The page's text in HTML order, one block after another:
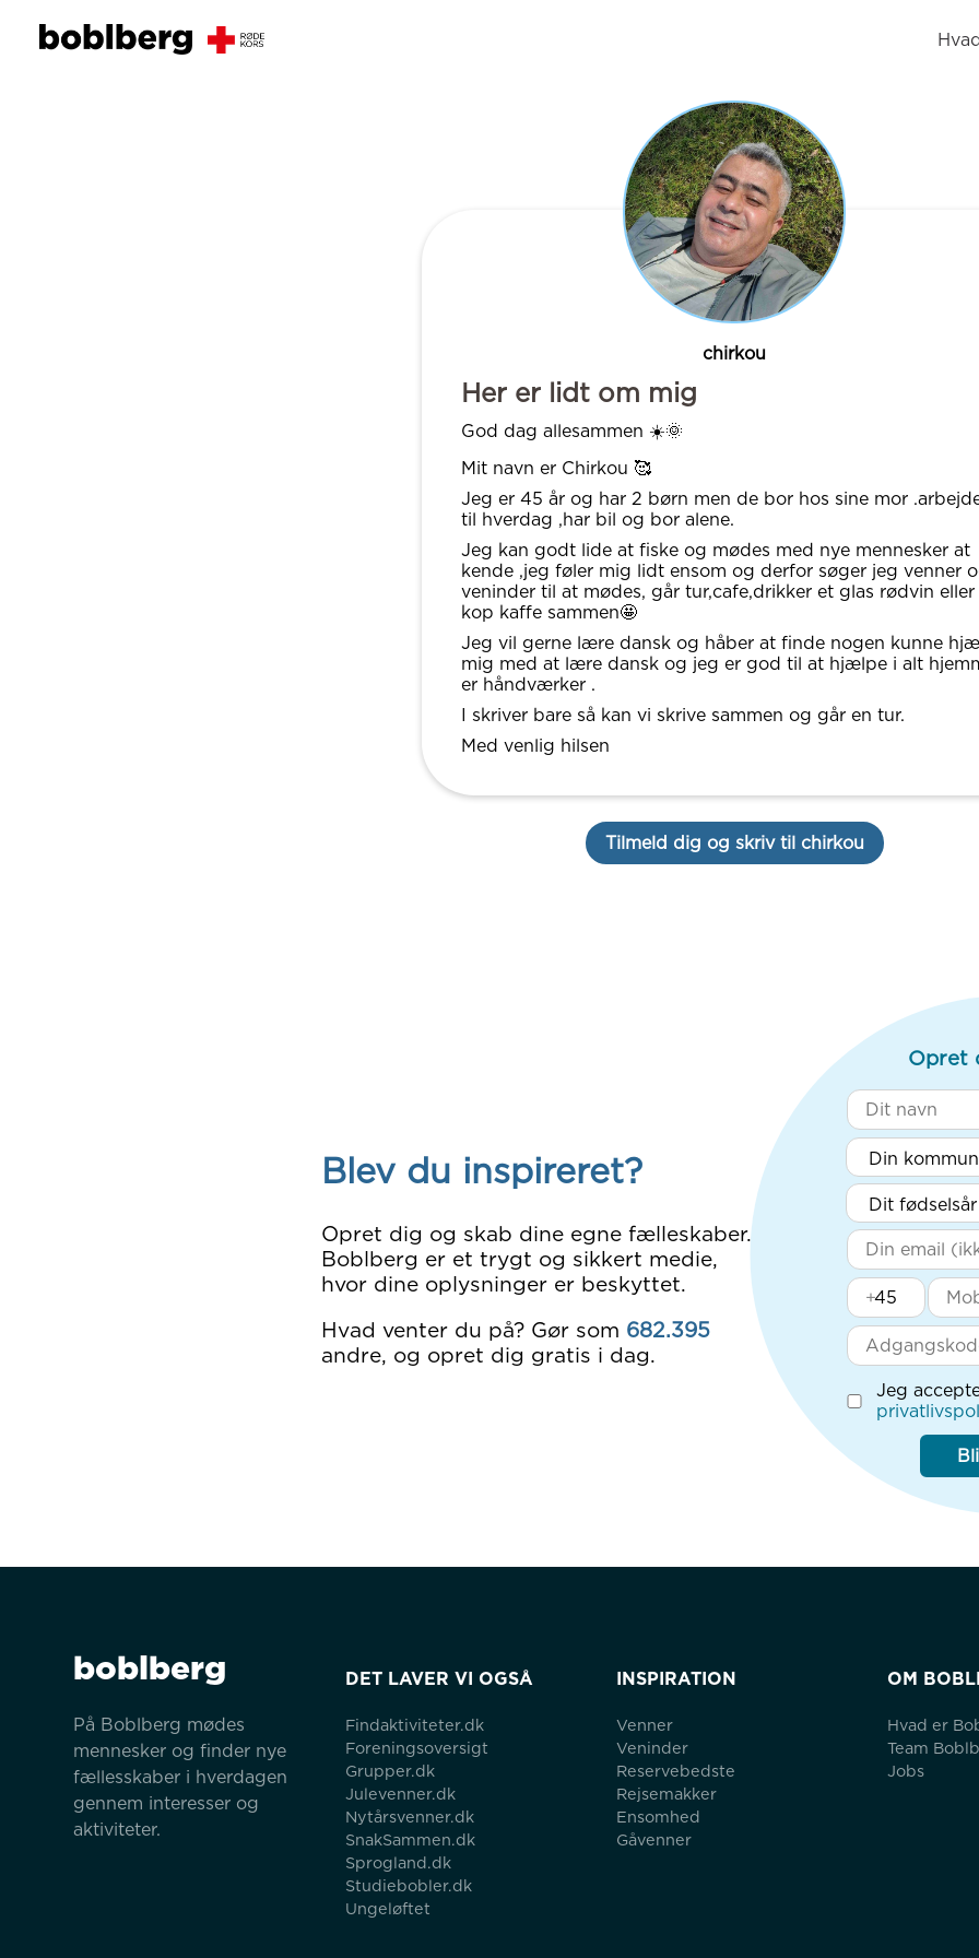
chirkou
Her er lidt om mig
God dag allesammen ☀️🌞
Mit navn er Chirkou 🥰
Jeg er 45 år og har 2 børn men de bor hos sine mor
til hverdag ,har bil og bor alene.
Jeg kan godt lide at fiske og mødes med nye mennesker at
kende ,jeg føler mig lidt ensom og derfor søger jeg venner
veninder til at mødes, går tur,cafe,drikker et glas rødvin eller
kop kaffe sammen🤩
Jeg vil gerne lære dansk og håber at finde nogen kunne
mig med at lære dansk og jeg er god til at hjælpe i alt
er håndværker .
I skriver bare så kan vi skrive sammen og går en tur.
Med venlig hilsen
Tilmeld dig og skriv til chirkou
Blev du inspireret?
Opret dig og skab dine egne fælleskaber.
Boblberg er et trygt og sikkert medie,
hvor dine oplysninger er beskyttet.
Hvad venter du på? Gør som 682.395
andre, og opret dig gratis i dag.
Opret
+
Jeg
boblberg
På Boblberg mødes
mennesker og finder nye
fællesskaber i hverdagen
gennem interesser og
aktiviteter.
DET LAVER VI OGSÅ
Findaktiviteter.dk
Foreningsoversigt
Grupper.dk
Julevenner.dk
Nytårsvenner.dk
SnakSammen.dk
Sprogland.dk
Studiebobler.dk
Ungeløftet
INSPIRATION
Venner
Veninder
Reservebedste
Rejsemakker
Ensomhed
Gåvenner
OM
Hvad er
Team
Jobs